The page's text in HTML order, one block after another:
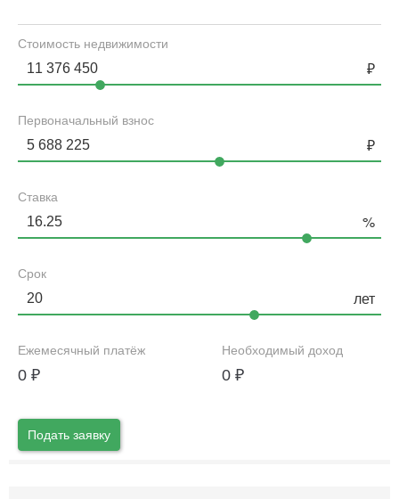
Стоимость недвижимости
Первоначальный взнос
Ставка
Срок
Ежемесячный платёж
0 ₽
Необходимый доход
0 ₽
Подать заявку